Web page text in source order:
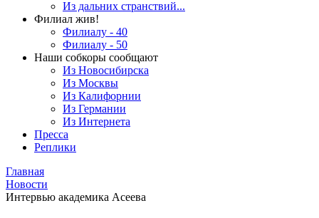
Из дальних странствий...
Филиал жив!
Филиалу - 40
Филиалу - 50
Наши собкоры сообщают
Из Новосибирска
Из Москвы
Из Калифорнии
Из Германии
Из Интернета
Пресса
Реплики
Главная
Новости
Интервью академика Асеева